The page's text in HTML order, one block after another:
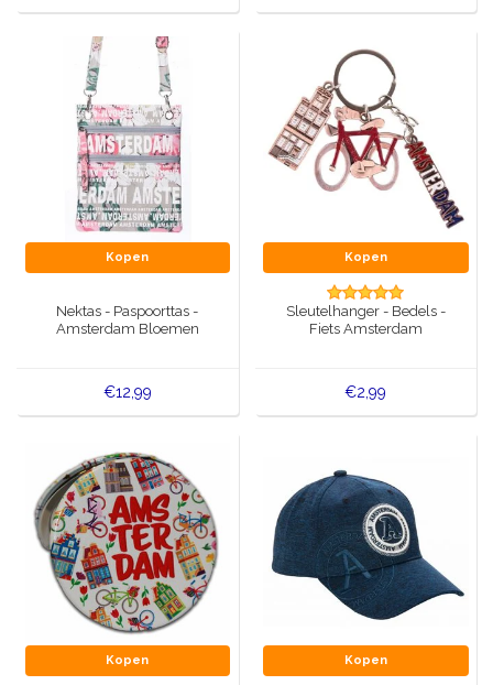
Kopen
Nektas - Paspoorttas -
Amsterdam Bloemen
€12,99
Kopen
Sleutelhanger - Bedels -
Fiets Amsterdam
€2,99
Kopen Kopen